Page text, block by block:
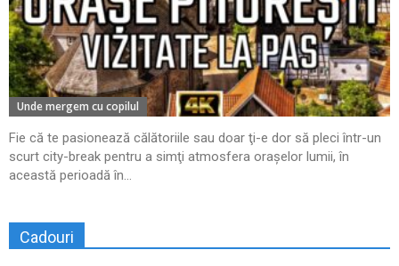
Unde mergem cu copilul
Fie că te pasionează călătoriile sau doar ţi-e dor să pleci într-un
scurt city-break pentru a simţi atmosfera oraşelor lumii, în
această perioadă în...
Cadouri